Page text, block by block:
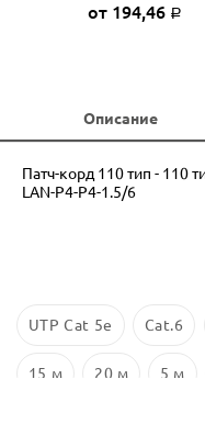
от 194,46 Р
Описание
Патч-корд 110 тип - 110
LAN-P4-P4-1.5/6
UTP Cat 5e Cat.6
15 м 20 м 5 м